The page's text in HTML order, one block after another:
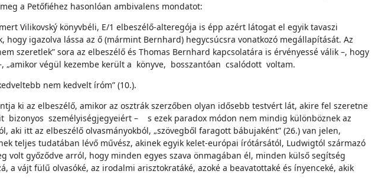
a Petőfiéhez hasonlóan ambivalens mondatot:
Vilikovský könyvbéli, E/1 elbeszélő-alteregója is épp azért látogat el egyik tavaszi
igazolva lássa az ő (mármint Bernhard) hegycsúcsra vonatkozó megállapítását. Az
szeretlek” sora az elbeszélő és Thomas Bernhard kapcsolatára is érvényessé válik –, hogy
„amikor végül kezembe került a könyve, bosszantóan csalódott voltam.
nem kedvelt íróm” (10.).
ki az elbeszélő, amikor az osztrák szerzőben olyan idősebb testvért lát, akire fel szeretne
bizonyos személyiségjegyeiért – s ezek paradox módon nem mindig különböznek az
itt az elbeszélő olvasmányokból, „szövegből faragott bábujaként” (26.) van jelen,
teljes tudatában lévő művész, akinek egyik kelet-európai írótársától, Ludwigtól származó
volt győződve arról, hogy minden egyes szava önmagában él, minden külső segítség
a vájt fülű olvasóké, az irodalmi arisztokratáké, azoké a beavatottaké és ínyenceké, akik